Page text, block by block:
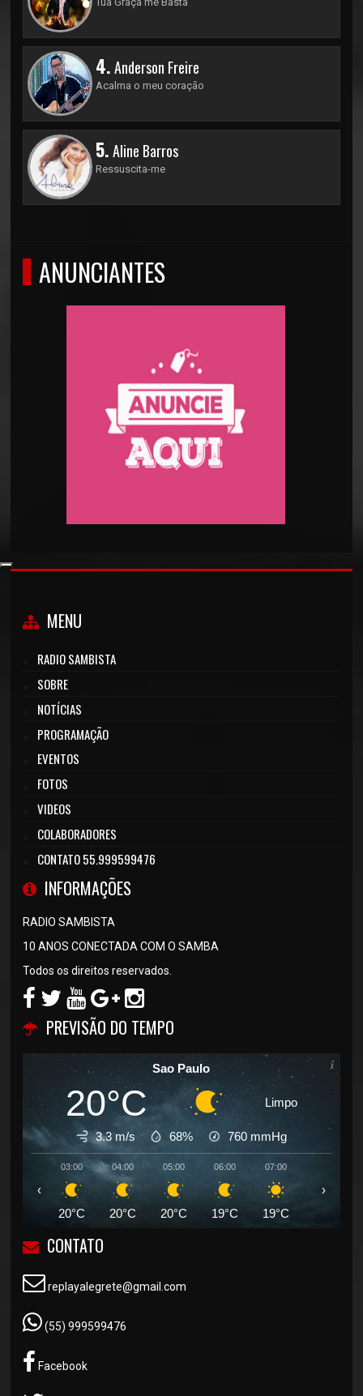
4.Anderson Freire
Acalma o meu coração
5.Aline Barros
Ressuscita-me
ANUNCIANTES
MENU
RADIO SAMBISTA
SOBRE
NOTÍCIAS
PROGRAMAÇÃO
EVENTOS
FOTOS
VIDEOS
COLABORADORES
CONTATO 55.999599476
INFORMAÇÕES
RADIO SAMBISTA
10 ANOS CONECTADA COM O SAMBA
Todos os direitos reservados.
PREVISÃO DO TEMPO
Sao Paulo
20°C Limpo
3.3 m/s 68% 760 mmHg
03:00
20°C
04:00
20°C
05:00
20°C
06:00
19°C
07:00
19°C
‹ ›
CONTATO
replayalegrete@gmail.com
(55) 999599476
Facebook